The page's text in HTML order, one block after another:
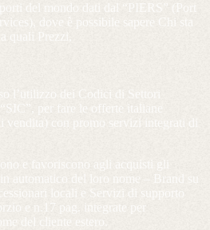
del mondo dati dal “PIERS” (Port
dove è possibile sapere Chi sta
quali Prezzi,
l’utilizzo dei Codici di Settori
per fare le offerte italiane
vendita) con promo servizi integrati di
e favoriscono agli acquisti gli
automatico del loro nome – Brand su
locali e Servizi di supporto
e n.17 pag. integrate per
del cliente estero.